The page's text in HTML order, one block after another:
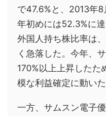
で47.6%と、2013年
年初めには52.3%に
外国人持ち株比率は
く急落した。今年、
170%以上上昇したた
模な利益確定に動いた
一方、サムスン電子